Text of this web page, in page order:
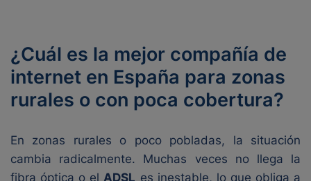
¿Cuál es la mejor compañía de
internet en España para zonas
rurales o con poca cobertura?
En zonas rurales o poco pobladas, la situación
cambia radicalmente. Muchas veces no llega la
fibra óptica o elADSL es inestable, lo que obliga a